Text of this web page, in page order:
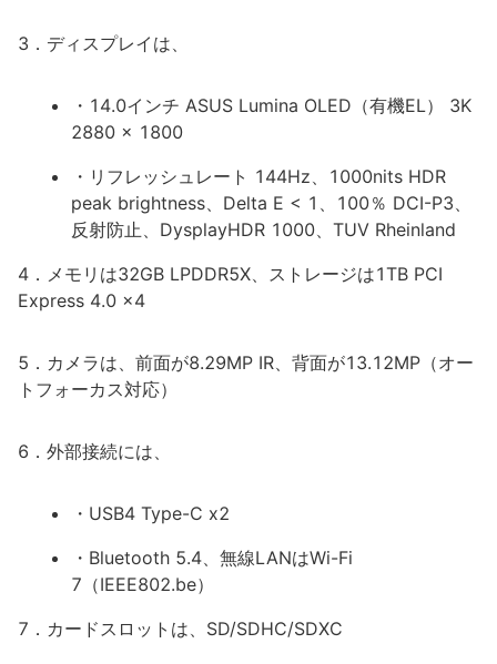
3．ディスプレイは、
・14.0インチ ASUS Lumina OLED（有機EL） 3K
2880 x 1800
・リフレッシュレート 144Hz、1000nits HDR
peak brightness、Delta E < 1、100％ DCI-P3、
反射防止、DysplayHDR 1000、TUV Rheinland
4．メモリは32GB LPDDR5X、ストレージは1TB PCI
Express 4.0 x4
5．カメラは、前面が8.29MP IR、背面が13.12MP（オー
トフォーカス対応）
6．外部接続には、
・USB4 Type-C x2
・Bluetooth 5.4、無線LANはWi-Fi
7（IEEE802.be）
7．カードスロットは、SD/SDHC/SDXC